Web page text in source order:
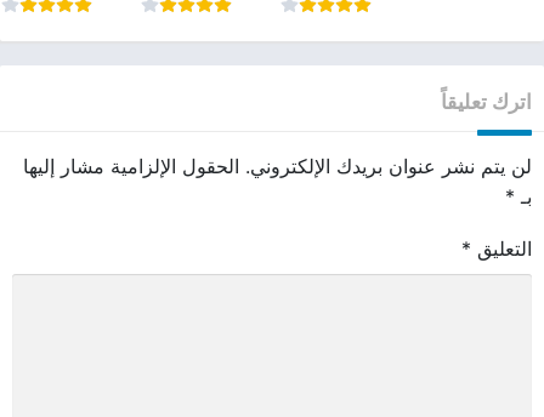
اترك تعليقاً
لن يتم نشر عنوان بريدك الإلكتروني. الحقول الإلزامية مشار إليها
بـ *
التعليق *